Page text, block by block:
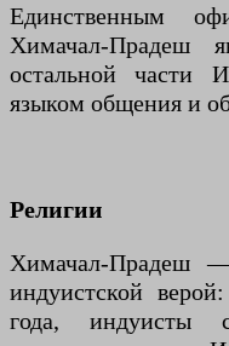
Единственным
Химачал-Прадеш
остальной части
языком общения и
Религии
Химачал-Прадеш
индуистской
года, индуисты